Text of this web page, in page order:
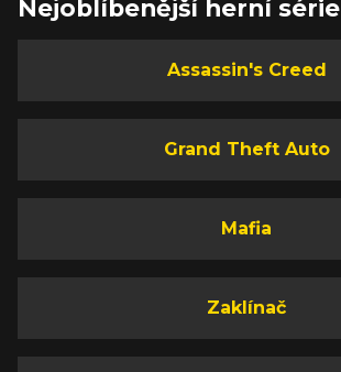
Nejoblíbenější herní série
Assassin's Creed
Grand Theft Auto
Mafia
Zaklínač